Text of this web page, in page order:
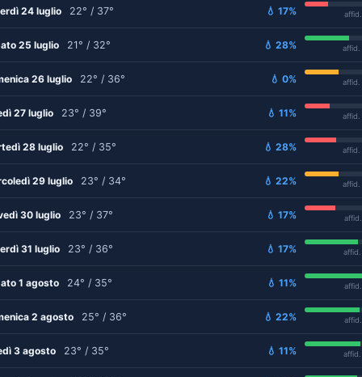
24 luglio 22° / 37° 💧 17%
25 luglio 21° / 32° 💧 28% affid.
26 luglio 22° / 36° 💧 0% affid.
27 luglio 23° / 39° 💧 11% affid.
28 luglio 22° / 35° 💧 28% affid.
29 luglio 23° / 34° 💧 22% affid.
30 luglio 23° / 37° 💧 17%
31 luglio 23° / 36° 💧 17%
1 agosto 24° / 35° 💧 11%
2 agosto 25° / 36° 💧 22%
3 agosto 23° / 35° 💧 11%